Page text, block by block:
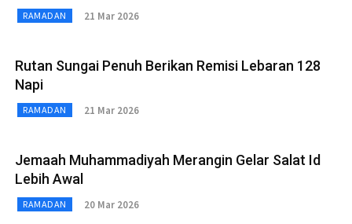
RAMADAN 21 Mar 2026
Rutan Sungai Penuh Berikan Remisi Lebaran 128
Napi
RAMADAN 21 Mar 2026
Jemaah Muhammadiyah Merangin Gelar Salat Id
Lebih Awal
RAMADAN 20 Mar 2026